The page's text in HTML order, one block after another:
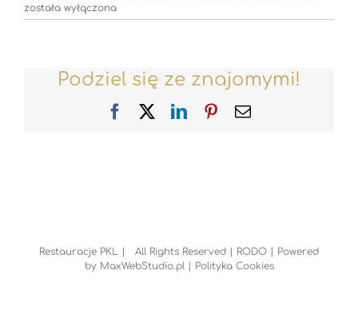
została wyłączona
Podziel się ze znajomymi!
FacebookLinkedInPinterest
Email
Restauracje PKL | All Rights Reserved | RODO | Powered
by MaxWebStudio.pl| Polityka Cookies